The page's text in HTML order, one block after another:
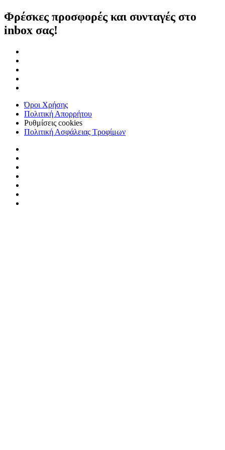
Φρέσκες προσφορές και συνταγές στο
inbox σας!
Όροι Χρήσης
Πολιτική Απορρήτου
Ρυθμίσεις cookies
Πολιτική Ασφάλειας Τροφίμων